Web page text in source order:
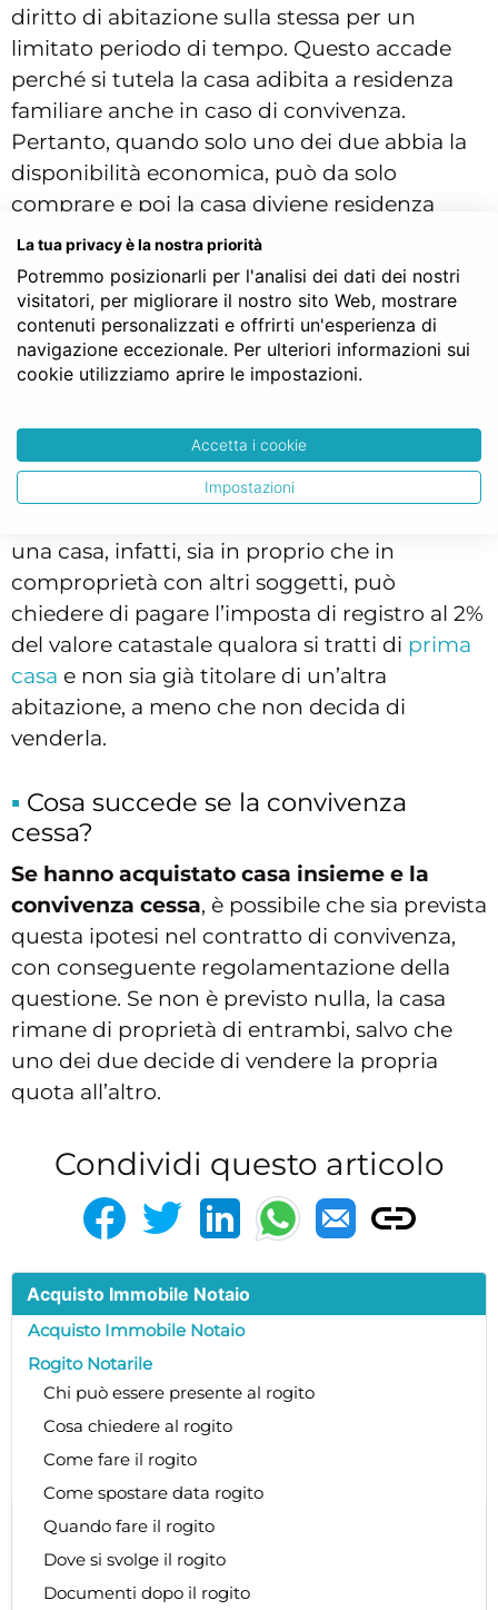
diritto di abitazione sulla stessa per un
limitato periodo di tempo. Questo accade
perché si tutela la casa adibita a residenza
familiare anche in caso di convivenza.
Pertanto, quando solo uno dei due abbia la
disponibilità economica, può da solo
comprare e poi la casa diviene residenza
familiare ugualmente.
Agevolazioni per acquisto
congiunto
fiscaliper l’acquisto della prima casa?
Sicuramente sì, in quanto per le agevolazioni
non è prevista alcuna differenza in ordine al
una casa, infatti, sia in proprio che in
comproprietà con altri soggetti, può
chiedere di pagare l’imposta di registro al 2%
del valore catastale qualora si tratti di prima
casa e non sia già titolare di un’altra
abitazione, a meno che non decida di
venderla.
Cosa succede se la convivenza
cessa?
Se hanno acquistato casa insieme e la
convivenza cessa, è possibile che sia prevista
questa ipotesi nel contratto di convivenza,
con conseguente regolamentazione della
questione. Se non è previsto nulla, la casa
rimane di proprietà di entrambi, salvo che
uno dei due decide di vendere la propria
quota all’altro.
Condividi questo articolo
Acquisto Immobile Notaio
Acquisto Immobile Notaio
Rogito Notarile
Chi può essere presente al rogito
Cosa chiedere al rogito
Come fare il rogito
Come spostare data rogito
Quando fare il rogito
Dove si svolge il rogito
Documenti dopo il rogito
La tua privacy è la nostra priorità
Potremmo posizionarli per l'analisi dei dati dei nostri
visitatori, per migliorare il nostro sito Web, mostrare
contenuti personalizzati e offrirti un'esperienza di
navigazione eccezionale. Per ulteriori informazioni sui
cookie utilizziamo aprire le impostazioni.
Accetta i cookie
Impostazioni